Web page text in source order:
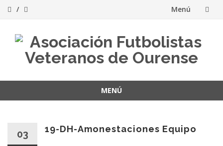
Menú
contenido
MENÚ
03 19-DH-Amonestaciones Equipo